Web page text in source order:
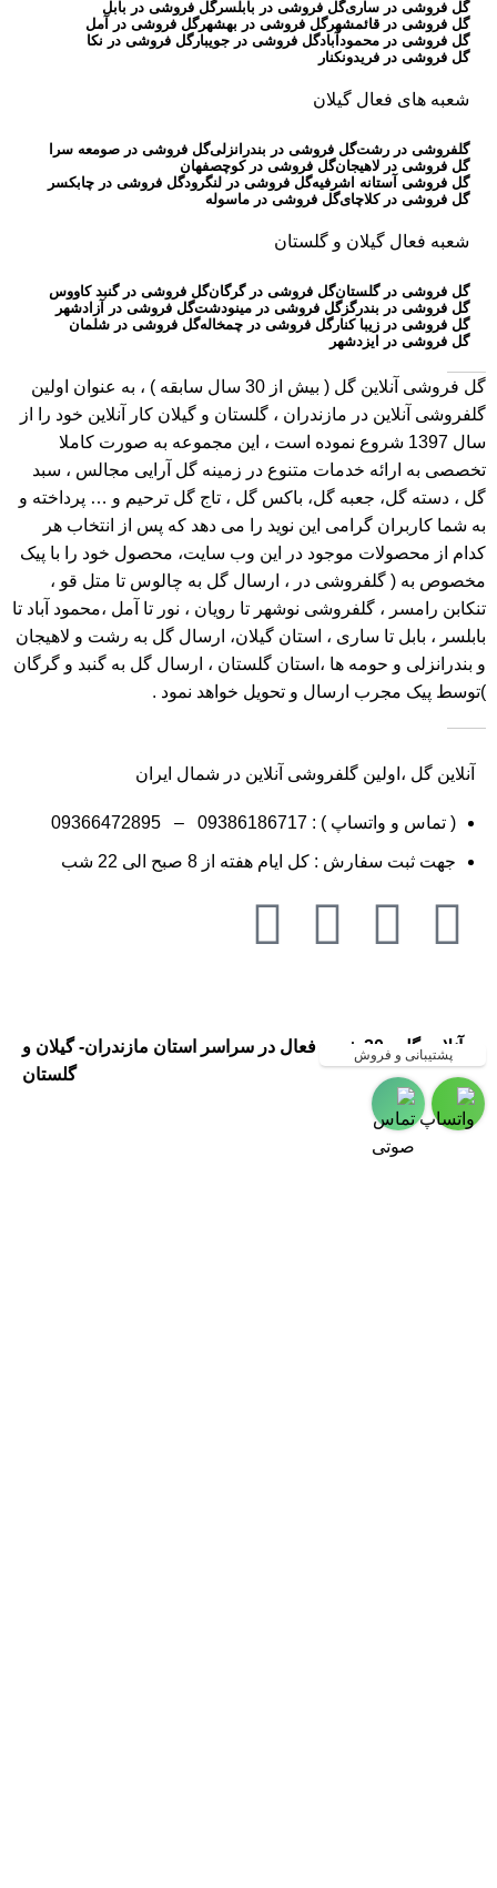
گل فروشی در ساریگل فروشی در بابلسرگل فروشی در بابل
گل فروشی در قائمشهرگل فروشی در بهشهرگل فروشی در آمل
گل فروشی در محمودآبادگل فروشی در جویبارگل فروشی در نکا
گل فروشی در فریدونکنار
شعبه های فعال گیلان
گلفروشی در رشتگل فروشی در بندرانزلیگل فروشی در صومعه سرا
گل فروشی در لاهیجانگل فروشی در کوچصفهان
گل فروشی آستانه اشرفیهگل فروشی در لنگرودگل فروشی در چابکسر
گل فروشی در کلاچایگل فروشی در ماسوله
شعبه فعال گیلان و گلستان
گل فروشی در گلستانگل فروشی در گرگانگل فروشی در گنبد کاووس
گل فروشی در بندرگزگل فروشی در مینودشتگل فروشی در آزادشهر
گل فروشی در زیبا کنارگل فروشی در چمخالهگل فروشی در شلمان
گل فروشی در ایزدشهر
گل فروشی آنلاین گل
( بیش از 30 سال سابقه ) ، به عنوان اولین
گلفروشی آنلاین در مازندران ، گلستان و گیلان کار آنلاین خود را از
سال 1397 شروع نموده است ، این مجموعه به صورت کاملا
تخصصی به ارائه خدمات متنوع در زمینه گل آرایی مجالس ، سبد
گل ، دسته گل، جعبه گل، باکس گل ، تاج گل ترحیم و … پرداخته و
به شما کاربران گرامی این نوید را می دهد که پس از انتخاب هر
کدام از محصولات موجود در این وب سایت، محصول خود را با پیک
مخصوص به ( گلفروشی در ، ارسال گل به چالوس تا متل قو ،
تنکابن رامسر ، گلفروشی نوشهر تا رویان ، نور تا آمل ،محمود آباد تا
بابلسر ، بابل تا ساری ، استان گیلان، ارسال گل به رشت و لاهیجان
و بندرانزلی و حومه ها ،استان گلستان ، ارسال گل به گنبد و گرگان
)توسط پیک مجرب ارسال و تحویل خواهد نمود .
آنلاین گل ،اولین گلفروشی آنلاین در شمال ایران
( تماس و واتساپ ) :09386186717
–
09366472895
جهت ثبت سفارش : کل ایام هفته از 8 صبح الی 22 شب
آنلاین گل ، 20 شعبه فعال در سراسر استان مازندران- گیلان و
گلستان
گلفروشی در مازندران ، گلفروشی
پشتیبانی و فروش